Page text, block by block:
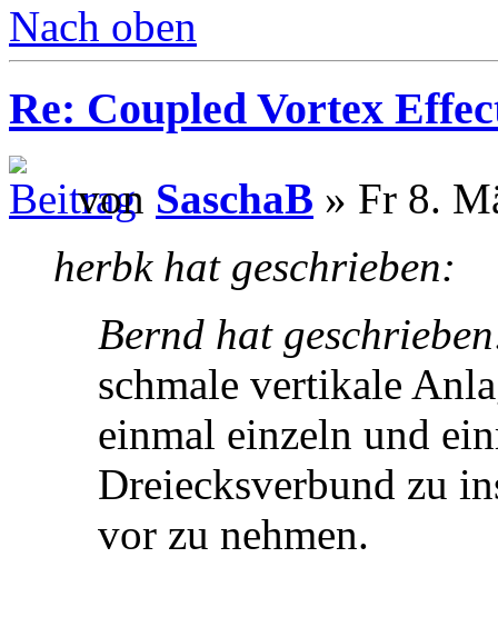
Nach oben
Re: Coupled Vortex
von SaschaB » Fr 8.
herbk hat geschrieben:
Bernd hat
schmale vertikale
einmal einzeln und
Dreiecksverbund zu
vor zu nehmen.